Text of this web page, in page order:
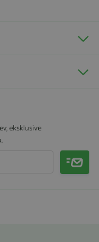
eksklusive
Meld